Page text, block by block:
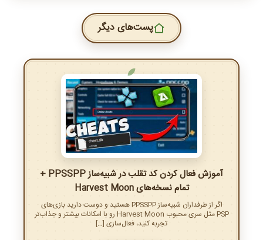
پست‌های دیگر
آموزش فعال کردن کد تقلب در شبیه‌ساز PPSSPP +
تمام نسخه‌های Harvest Moon
اگر از طرفداران شبیه‌ساز PPSSPP هستید و دوست دارید بازی‌های
PSP مثل سری محبوب Harvest Moon رو با امکانات بیشتر و جذاب‌تر
تجربه کنید، فعال‌سازی […]